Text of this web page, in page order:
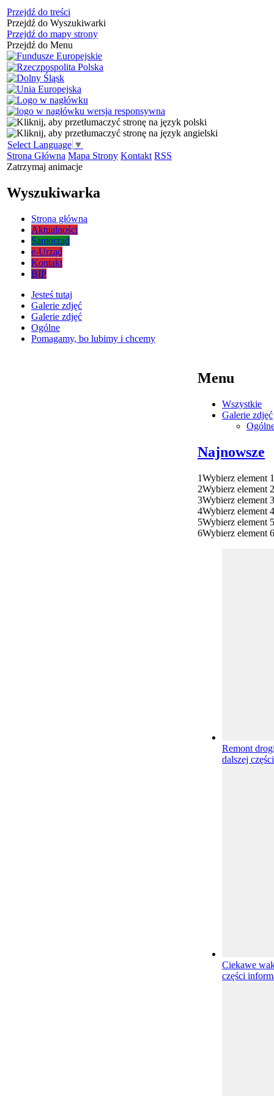
Przejdź do treści
Przejdź do Wyszukiwarki
Przejdź do mapy strony
Przejdź do Menu
Select Language ▼
Strona Główna Mapa Strony Kontakt RSS
Zatrzymaj animacje
Wyszukiwarka
Strona główna
Aktualności
Samorząd
e-Urząd
Kontakt
BIP
Jesteś tutaj
Galerie zdjęć
Galerie zdjęć
Ogólne
Pomagamy, bo lubimy i chcemy
Menu
Wszystkie
Galerie zdjęć
Najnowsze
1Wybierz element 1
2Wybierz element 2
3Wybierz element 3
4Wybierz element 4
5Wybierz element 5
6Wybierz element 6
Remont
dalszej
Ciekawe
części